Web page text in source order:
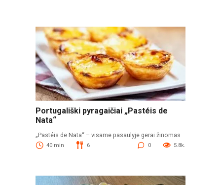
Portugališki pyragaičiai „Pastéis de
Nata“
„Pastéis de Nata“ – visame pasaulyje gerai žinomas
40 min 6 0 5.8k.